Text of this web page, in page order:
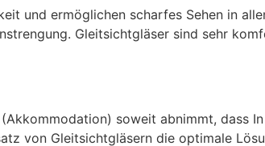
und ermöglichen scharfes Sehen in
Gleitsichtgläser sind sehr
soweit abnimmt, dass
von Gleitsichtgläsern die optimale